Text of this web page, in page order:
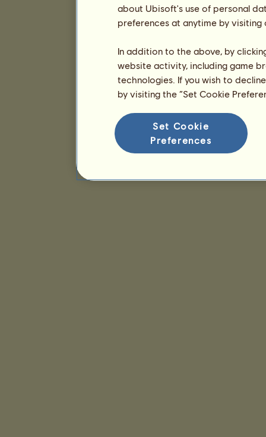
about Ubisoft's use of personal
preferences at anytime by
In addition to the above, by
website activity, including game
technologies. If you wish to
by visiting the “Set Cookie
Set Cookie
Preferences